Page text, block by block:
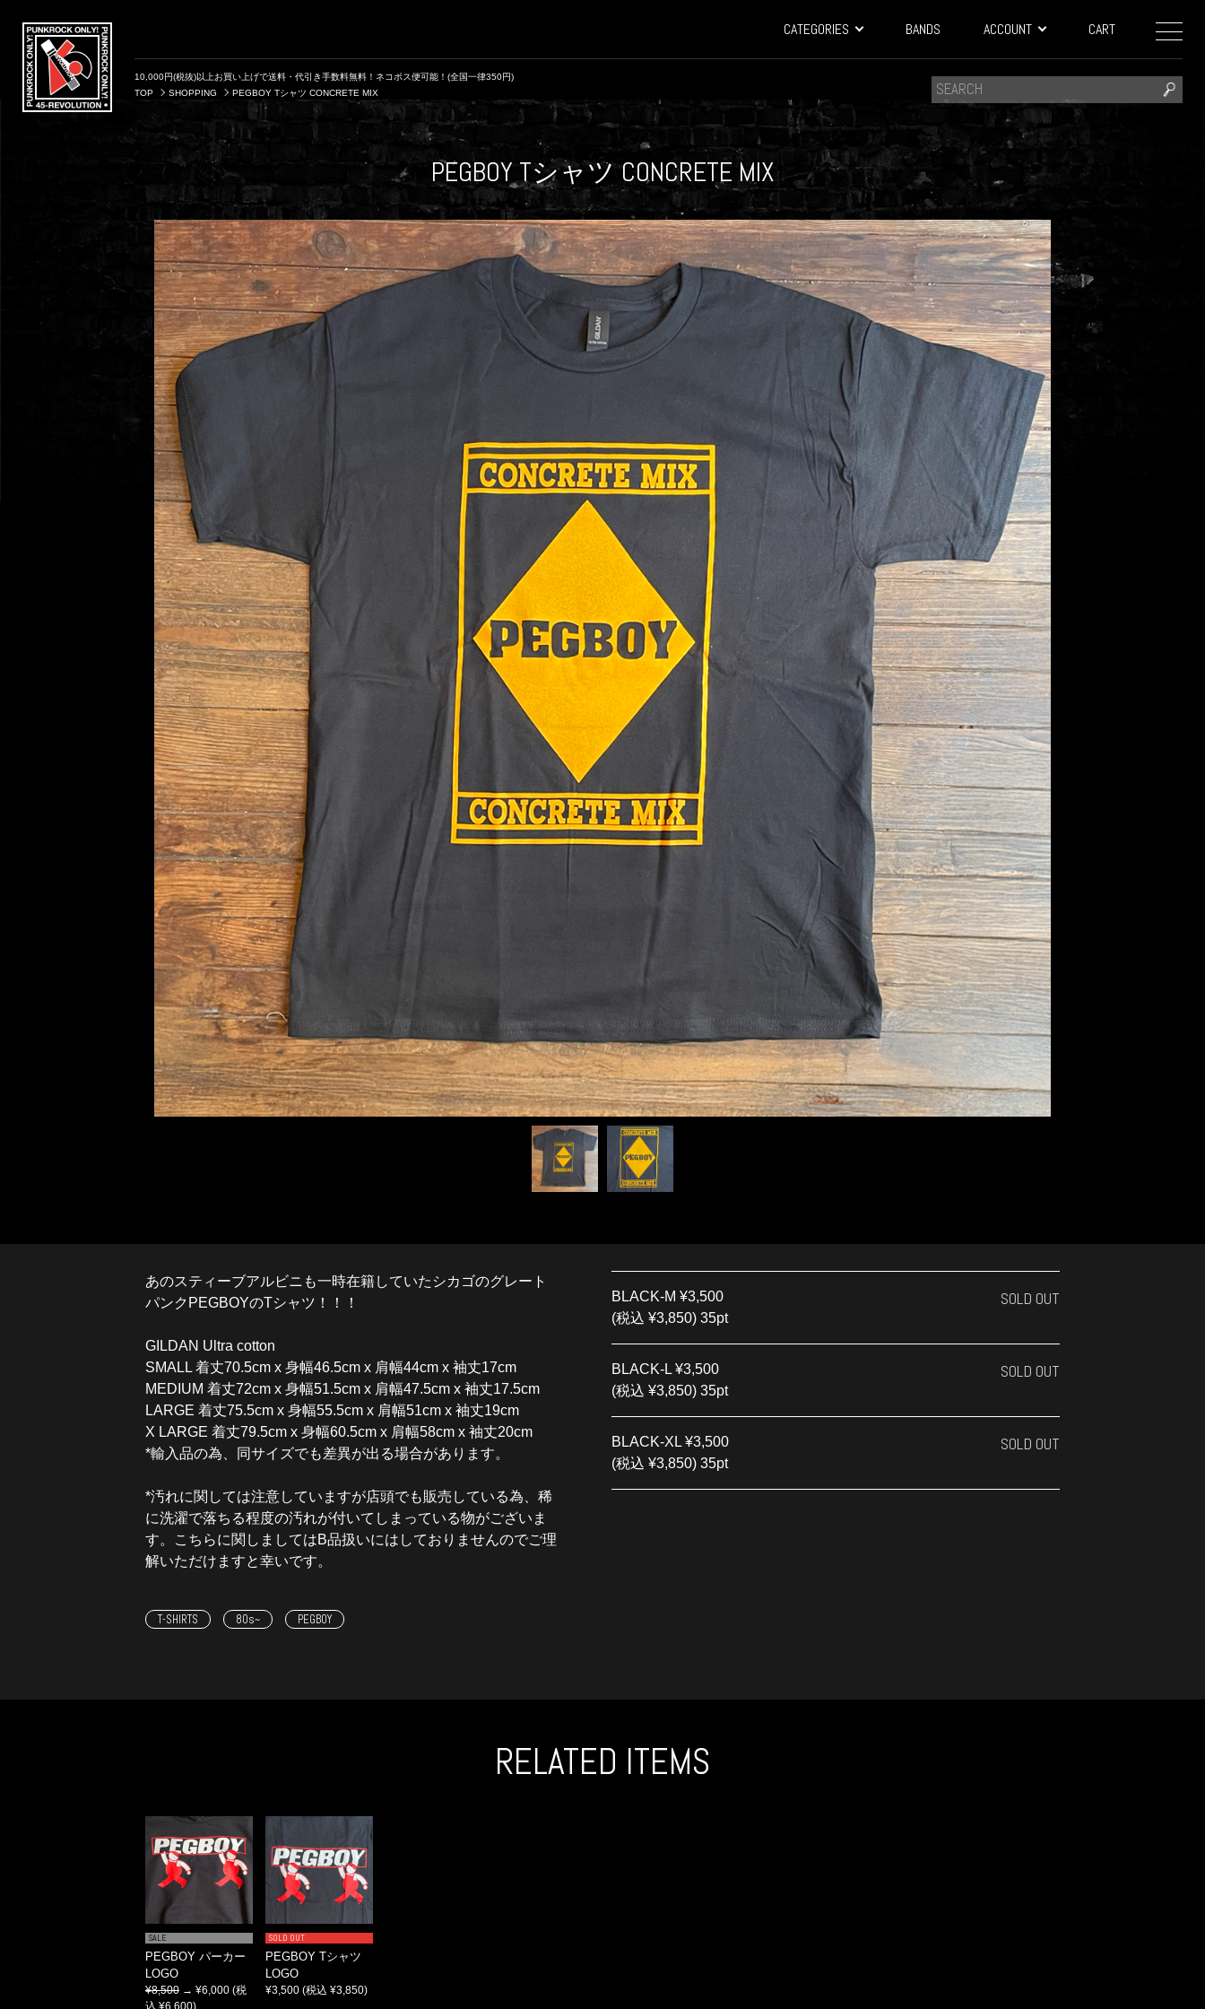
10,000円(税抜)以上お買い上げで送料・代引き手数料無料！ネコポス便可能！(全国一律350円)
TOP
SHOPPING PEGBOY Tシャツ CONCRETE MIX
CART
ACCOUNT
BANDS
CATEGORIES
PEGBOY Tシャツ CONCRETE MIX
あのスティーブアルビニも一時在籍していたシカゴのグレート
パンクPEGBOYのTシャツ！！！
GILDAN Ultra cotton
SMALL 着丈70.5cm x 身幅46.5cm x 肩幅44cm x 袖丈17cm
MEDIUM 着丈72cm x 身幅51.5cm x 肩幅47.5cm x 袖丈17.5cm
LARGE 着丈75.5cm x 身幅55.5cm x 肩幅51cm x 袖丈19cm
X LARGE 着丈79.5cm x 身幅60.5cm x 肩幅58cm x 袖丈20cm
*輸入品の為、同サイズでも差異が出る場合があります。
*汚れに関しては注意していますが店頭でも販売している為、稀
に洗濯で落ちる程度の汚れが付いてしまっている物がございま
す。こちらに関しましてはB品扱いにはしておりませんのでご理
解いただけますと幸いです。
T-SHIRTS 80s~ PEGBOY
BLACK-M ¥3,500
(税込 ¥3,850) 35pt
SOLD OUT
BLACK-L ¥3,500
(税込 ¥3,850) 35pt
SOLD OUT
BLACK-XL ¥3,500
(税込 ¥3,850) 35pt
SOLD OUT
RELATED ITEMS
SALE
PEGBOY パーカー
LOGO
¥8,500 → ¥6,000 (税
込 ¥6,600)
SOLD OUT
PEGBOY Tシャツ
LOGO
¥3,500 (税込 ¥3,850)